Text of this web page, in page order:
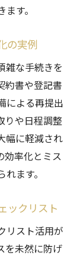
す。
の実例
雑な手続きを
約書や登記書
による再提出
りや日程調整
幅に軽減され
効率化とミス
ます。
ックリスト
リスト活用が
を未然に防げ